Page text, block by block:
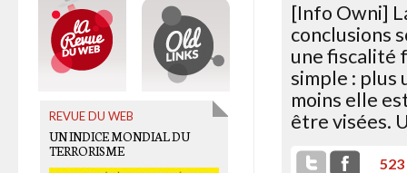
[Info Owni]
conclusions
une fiscalité
simple : plus
moins elle
être visées.
523
REVUE DU WEB
UN INDICE MONDIAL DU
TERRORISME
OLD LINKS
N’EXISTE PAS